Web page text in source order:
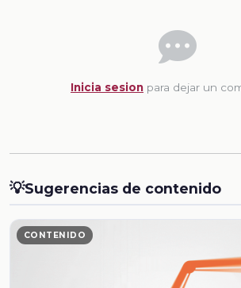
Inicia sesion para dejar un
💡Sugerencias de contenido
CONTENIDO